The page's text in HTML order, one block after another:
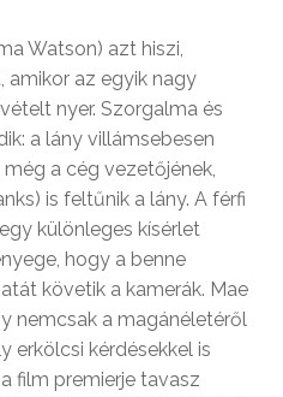
Watson) azt hiszi,
amikor az egyik nagy
nyer. Szorgalma és
a lány villámsebesen
a cég vezetőjének,
is feltűnik a lány. A férfi
különleges kísérlet
hogy a benne
követik a kamerák. Mae
nemcsak a magánéletéről
erkölcsi kérdésekkel is
film premierje tavasz